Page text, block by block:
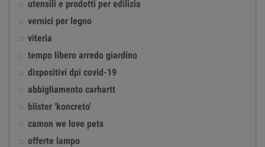
utensili e prodotti per edilizia
vernici per legno
viteria
tempo libero arredo giardino
dispositivi dpi covid-19
abbigliamento carhartt
blister 'koncreto'
camon we love pets
offerte lampo